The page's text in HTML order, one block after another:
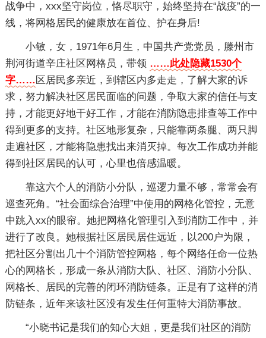
战争中，xxx坚守岗位，恪尽职守，始终坚持在“战疫”的一
线，将网格居民的健康放在首位、护在身后!
小敏，女，1971年6月生，中国共产党党员，滕州市
荆河街道辛庄社区网格员，带领 ……此处隐藏1530个
字…… 区居民多亲近，到辖区内多走走，了解大家的诉
求，努力解决社区居民面临的问题，争取大家的信任与支
持，才能更好地干好工作，才能在消防隐患排查等工作中
得到更多的支持。社区地形复杂，只能靠两条腿、两只脚
走遍社区，才能将隐患找出来消灭掉。每次工作成功并能
得到社区居民的认可，心里也倍感温暖。
靠这六个人的消防小分队，巡逻力量不够，常常会有
巡查死角。“社会面综合治理”中使用的网格化管控，无意
中跳入xx的眼帘。她把网格化管理引入到消防工作中，并
进行了改良。她根据社区居民居住远近，以200户为限，
把社区分割出几十个消防管控网格，每个网络任命一位热
心的网格长，形成一条从消防大队、社区、消防小分队、
网格长、居民的完善的闭环消防链条。正是有了这样的消
防链条，近年来该社区没有发生任何重特大消防事故。
“小晓书记是我们的知心大姐，更是我们社区的消防